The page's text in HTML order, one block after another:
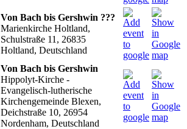
Von Bach bis Gershwin ???
Marienkirche Holtland,
Schulstraße 11, 26835
Holtland, Deutschland
Von Bach bis Gershwin
Hippolyt-Kirche -
Evangelisch-lutherische
Kirchengemeinde Blexen,
Deichstraße 10, 26954
Nordenham, Deutschland